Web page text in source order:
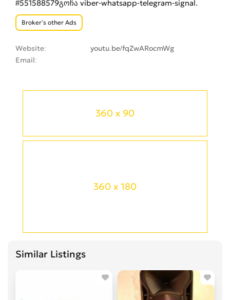
360 x 90
360 x 180
Similar Listings
#551588579გოჩა viber-whatsapp-telegram-signal.
Broker’s other Ads
Website
youtu.be/fqZwARocmWg
Email